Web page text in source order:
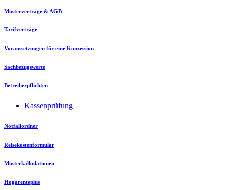
Musterverträge & AGB
Tarifverträge
Voraussetzungen für eine Konzession
Sachbezugswerte
Betreiberpflichten
Kassenprüfung
Notfallordner
Reisekostenformular
Musterkalkulationen
Hogarenteplus